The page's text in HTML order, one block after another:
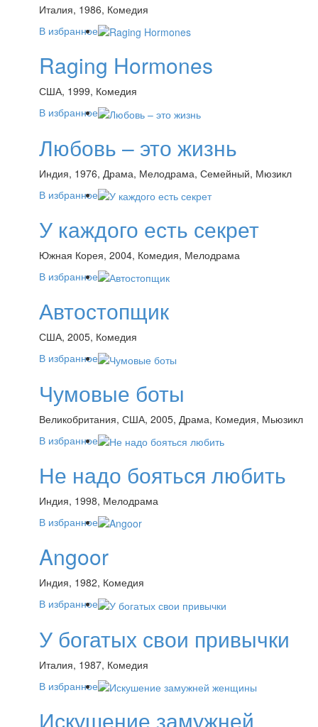
Италия, 1986, Комедия
В избранное
Raging Hormones
США, 1999, Комедия
В избранное
Любовь – это жизнь
Индия, 1976, Драма, Мелодрама, Семейный, Мюзикл
В избранное
У каждого есть секрет
Южная Корея, 2004, Комедия, Мелодрама
В избранное
Автостопщик
США, 2005, Комедия
В избранное
Чумовые боты
Великобритания, США, 2005, Драма, Комедия, Мьюзикл
В избранное
Не надо бояться любить
Индия, 1998, Мелодрама
В избранное
Angoor
Индия, 1982, Комедия
В избранное
У богатых свои привычки
Италия, 1987, Комедия
В избранное
Искушение замужней